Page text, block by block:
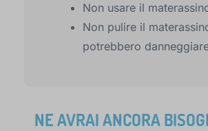
Non usare il
Non pulire il
potrebbero
NE AVRAI ANCORA